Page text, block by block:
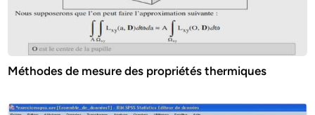
Méthodes de mesure des propriétés thermiques